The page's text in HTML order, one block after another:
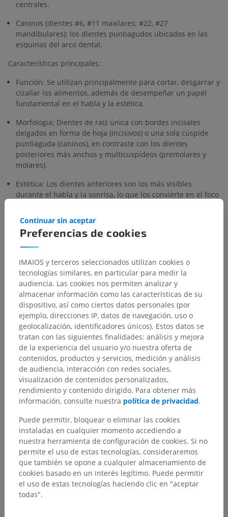
centrales.
Caninos (dientes #6, #11 maxilares; #22, #27
mandibulares): los dientes puntiagudos ubicados en las
esquinas del arco dental.
Características principales:
Función: Se utilizan principalmente para cortar, desgarrar y
cizallar los alimentos, además de desempeñar un papel
fundamental en el habla y la estética.
Morfología: Dientes de raíz única con bordes incisales
delgados en forma de hoja (incisivos) o una sola cúspide
puntiaguda (caninos), en contraste con los dientes
posteriores más anchos y multicuspídeos (premolares y
molares).
Estética: Los dientes anteriores son los más visibles
durante el habla y la sonrisa, lo que los convierte en el foco
¿Esta definición es incorrecta o está incompleta?
Galería
Jerarquía anatómica
Anatomía humana 2
Cuerpo humano> Sistemas musculoesqueléticos>
Sistema esquelético
Preferencias de cookies
Continuar sin aceptar
IMAIOS y terceros seleccionados utilizan cookies o
tecnologías similares, en particular para medir la
audiencia. Las cookies nos permiten analizar y
almacenar información como las características de su
dispositivo, así como ciertos datos personales (por
ejemplo, direcciones IP, datos de navegación, uso o
geolocalización, identificadores únicos). Estos datos se
tratan con las siguientes finalidades: análisis y mejora
de la experiencia del usuario y/o nuestra oferta de
contenidos, productos y servicios, medición y análisis
de audiencia, interacción con redes sociales,
visualización de contenidos personalizados,
rendimiento y contenido dirigido. Para obtener más
información, consulte nuestra política de privacidad.
Puede permitir, bloquear o eliminar las cookies
instaladas en cualquier momento accediendo a
nuestra herramienta de configuración de cookies. Si no
permite el uso de estas tecnologías, consideraremos
que también se opone a cualquier almacenamiento de
cookies basado en un interés legítimo. Puede permitir
el uso de estas tecnologías haciendo clic en "aceptar
todas".